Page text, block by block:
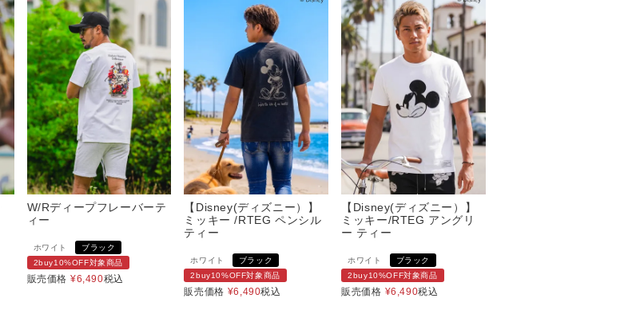
W/Rディープフレーバーテ
ィー
ホワイト
ブラック
2buy10%OFF対象商品
販売価格 ¥6,490税込
【Disney(ディズニー）】
ミッキー /RTEG ペンシル
ティー
ホワイト
ブラック
2buy10%OFF対象商品
販売価格 ¥6,490税込
【Disney(ディズニー）】
ミッキー/RTEG アングリ
ー ティー
ホワイト
ブラック
2buy10%OFF対象商品
販売価格 ¥6,490税込